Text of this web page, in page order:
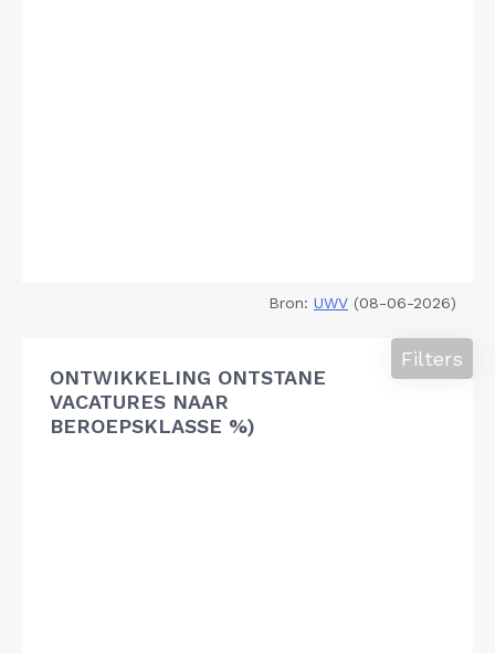
Bron: UWV (08-06-2026)
ONTWIKKELING ONTSTANE
VACATURES NAAR
BEROEPSKLASSE %)
Filters